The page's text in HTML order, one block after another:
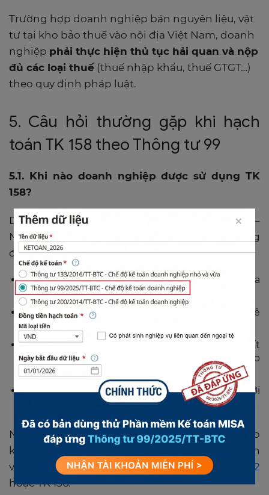
Trường hợp doanh nghiệp bán nguyên liệu, vật
tư tại kho bảo thuế vào nội địa Việt Nam, doanh
nghiệp phải thực hiện thủ tục hải quan và nộp
đủ các loại thuế(thuế nhập khẩu, thuế GTGT…)
theo quy định pháp luật.
5. Câu hỏi thường gặp khi hạch
toán TK 158 theo Thông tư 99
5.1. Khi nào doanh nghiệp được sử dụng TK
158?
Doanh nghiệp chỉ được sử dụng Tài khoản 158 –
Nguyên liệu, vật tư tại kho bảo thuế khi đáp ứng
đầy đủ các điều kiện sau:
Có hoạt động sản xuất hoặc gia công hàng hóa
xuất khẩu;
Có kho bảo thuế được cơ quan hải quan phê
duyệt và giám sát theo chế độ đặc thù;
Nguyên liệu, vật tư được nhập khẩu đã hoàn tất
thủ tục thông quan nhưng chưa nộp thuế nhập
khẩu, thuế giá trị gia tăng (GTGT);
Có hệ thống quản lý, theo dõi riêng biệt đối với
hàng hóa lưu giữ trong kho bảo thuế.
Nếu không thuộc đối tượng này, doanh nghiệp
không được sử dụng TK 158 mà phải hạch toán
vào các tài khoản thông thường như
TK 152
hoặc TK 156.